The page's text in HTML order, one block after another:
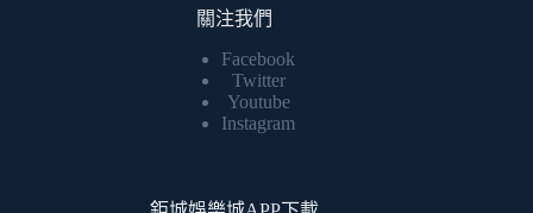
關注我們
Facebook
Twitter
Youtube
Instagram